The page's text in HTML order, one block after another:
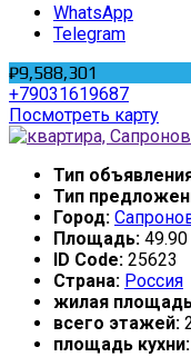
WhatsApp
Telegram
₽9,588,301
+79031619687
Посмотреть карту
Тип
Тип
Город:
Площадь:
ID Code: 25623
Страна: Россия
жилая
всего этажей:
площадь кухни: